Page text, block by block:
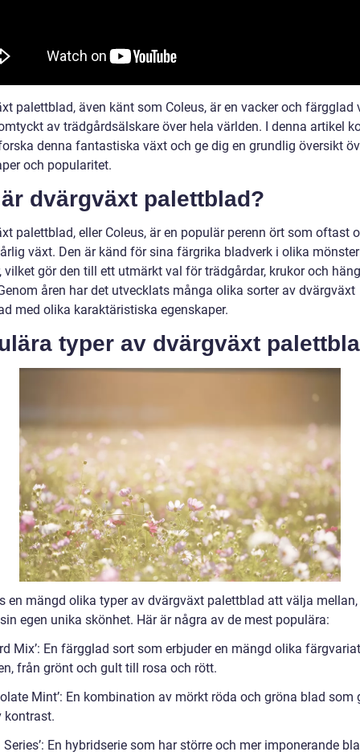
palettblad, även känt som Coleus, är en vacker och färgglad
av trädgårdsälskare över hela världen. I denna artikel
denna fantastiska växt och ge dig en grundlig översikt
och popularitet.
dvärgväxt palettblad?
palettblad, eller Coleus, är en populär perenn ört som oftast
växt. Den är känd för sina färgrika bladverk i olika
vilket gör den till ett utmärkt val för trädgårdar, krukor och
åren har det utvecklats många olika sorter av dvärgväxt
med olika karaktäristiska egenskaper.
typer av dvärgväxt
en mängd olika typer av dvärgväxt palettblad att välja
egen unika skönhet. Här är några av de mest populära:
Mix’: En färgglad sort som erbjuder en mängd olika
från grönt och gult till rosa och rött.
Mint’: En kombination av mörkt röda och gröna blad som
kontrast.
Series’: En hybridserie som har större och mer imponerande